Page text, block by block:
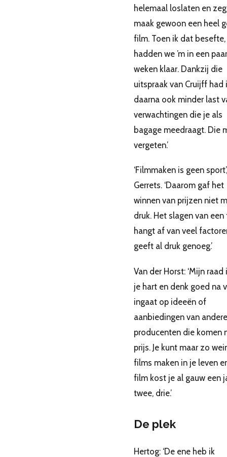
helemaal loslaten en
maak gewoon een heel
film. Toen ik dat besefte,
hadden we ’m in een paar
weken klaar. Dankzij die
uitspraak van Cruijff had
daarna ook minder last
verwachtingen die je als
bagage meedraagt. Die
vergeten.’
‘Filmmaken is geen
Gerrets. ‘Daarom gaf het
winnen van prijzen niet
druk. Het slagen van
hangt af van veel
geeft al druk genoeg.’
Van der Horst: ‘Mijn raad
je hart en denk goed na
ingaat op ideeën of
aanbiedingen van andere
producenten die komen
prijs. Je kunt maar zo
films maken in je leven
film kost je al gauw een
twee, drie.’
De plek
Hertog: ‘De ene heb ik